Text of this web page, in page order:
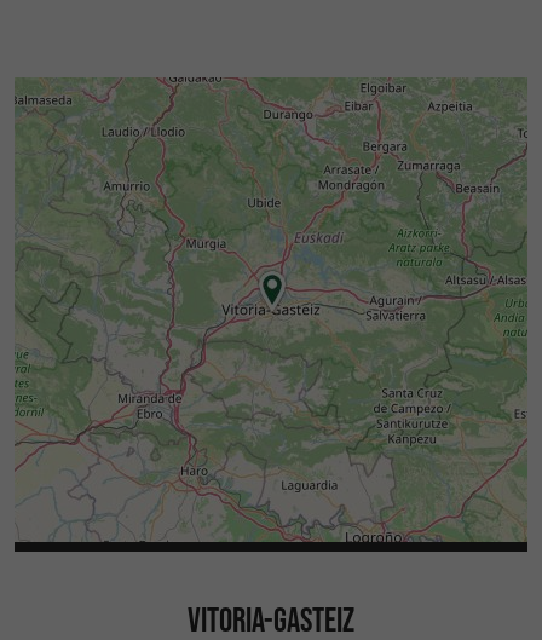
VITORIA-GASTEIZ